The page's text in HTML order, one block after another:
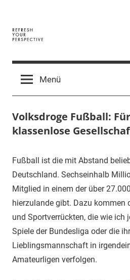
springen
Terminal
Y
Digital
BusinessMenü
Volksdroge Fußball:
klassenlose
15.
November
2016
terminal-
y
Urbi
et
orbi
Fußball ist die mit Abstand
Deutschland. Sechseinhalb
Mitglied in einem der über
hierzulande gibt. Dazu kommen
und Sportverrückten, die wie ich
Spiele der Bundesliga oder die
Lieblingsmannschaft in
Amateurligen verfolgen.